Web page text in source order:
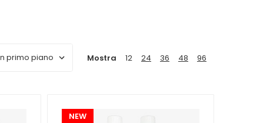
Mostra 12 24 36 48 96
NEW